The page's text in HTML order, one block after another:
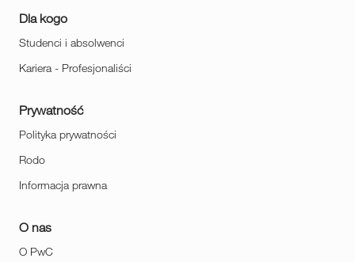
Dla kogo
Studenci i absolwenci
Kariera - Profesjonaliści
Prywatność
Polityka prywatności
Rodo
Informacja prawna
O nas
O PwC